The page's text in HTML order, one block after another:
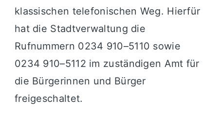
klassischen telefonischen Weg. Hierfür
hat die Stadtverwaltung die
Rufnummern 0234 910–5110 sowie
0234 910–5112 im zuständigen Amt für
die Bürgerinnen und Bürger
freigeschaltet.